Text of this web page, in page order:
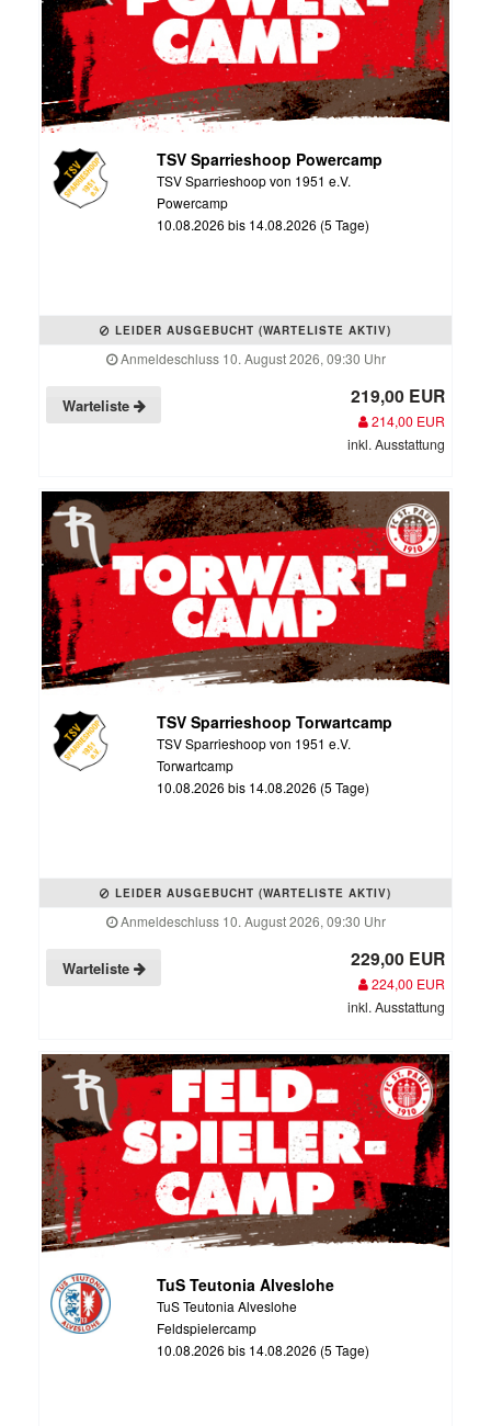
TSV Sparrieshoop Powercamp
TSV Sparrieshoop von 1951 e.V.
Powercamp
10.08.2026 bis 14.08.2026 (5 Tage)
LEIDER AUSGEBUCHT (WARTELISTE AKTIV)
Anmeldeschluss 10. August 2026, 09:30 Uhr
Warteliste 219,00 EUR
214,00 EUR
inkl. Ausstattung
TSV Sparrieshoop Torwartcamp
TSV Sparrieshoop von 1951 e.V.
Torwartcamp
10.08.2026 bis 14.08.2026 (5 Tage)
LEIDER AUSGEBUCHT (WARTELISTE AKTIV)
Anmeldeschluss 10. August 2026, 09:30 Uhr
Warteliste 229,00 EUR
224,00 EUR
inkl. Ausstattung
TuS Teutonia Alveslohe
TuS Teutonia Alveslohe
Feldspielercamp
10.08.2026 bis 14.08.2026 (5 Tage)